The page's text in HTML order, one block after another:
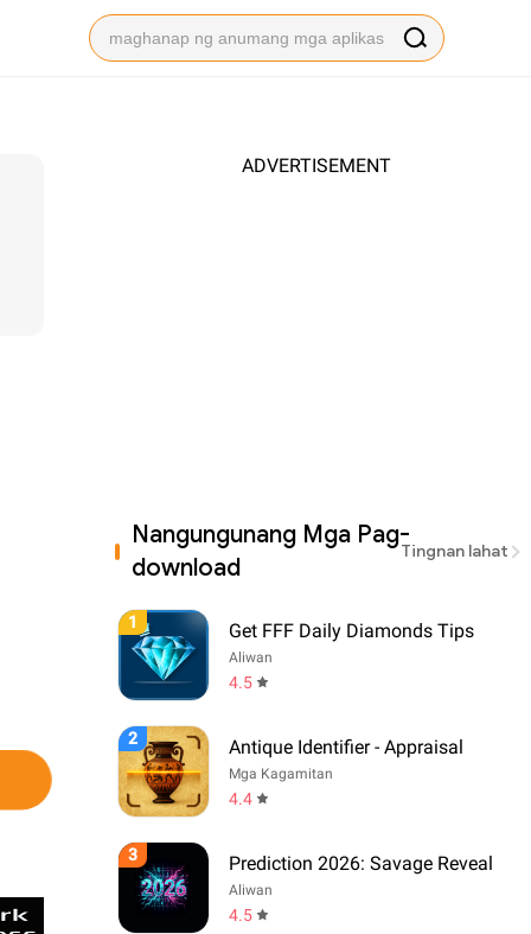
ADVERTISEMENT
Nangungunang Mga Pag-
download
Tingnan lahat
1 Get FFF Daily Diamonds Tips
Aliwan
4.5
2 Antique Identifier - Appraisal
Mga Kagamitan
4.4
3 Prediction 2026: Savage Reveal
Aliwan
4.5